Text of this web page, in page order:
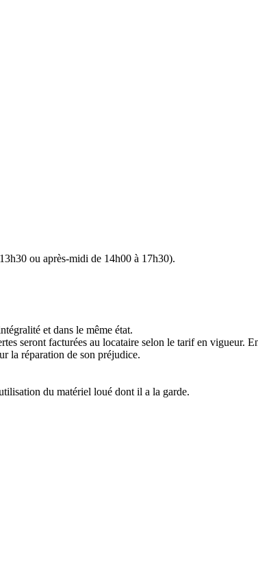
ou après-midi de 14h00 à 17h30).
et dans le même état.
seront facturées au locataire selon le tarif en vigueur.
la réparation de son préjudice.
du matériel loué dont il a la garde.